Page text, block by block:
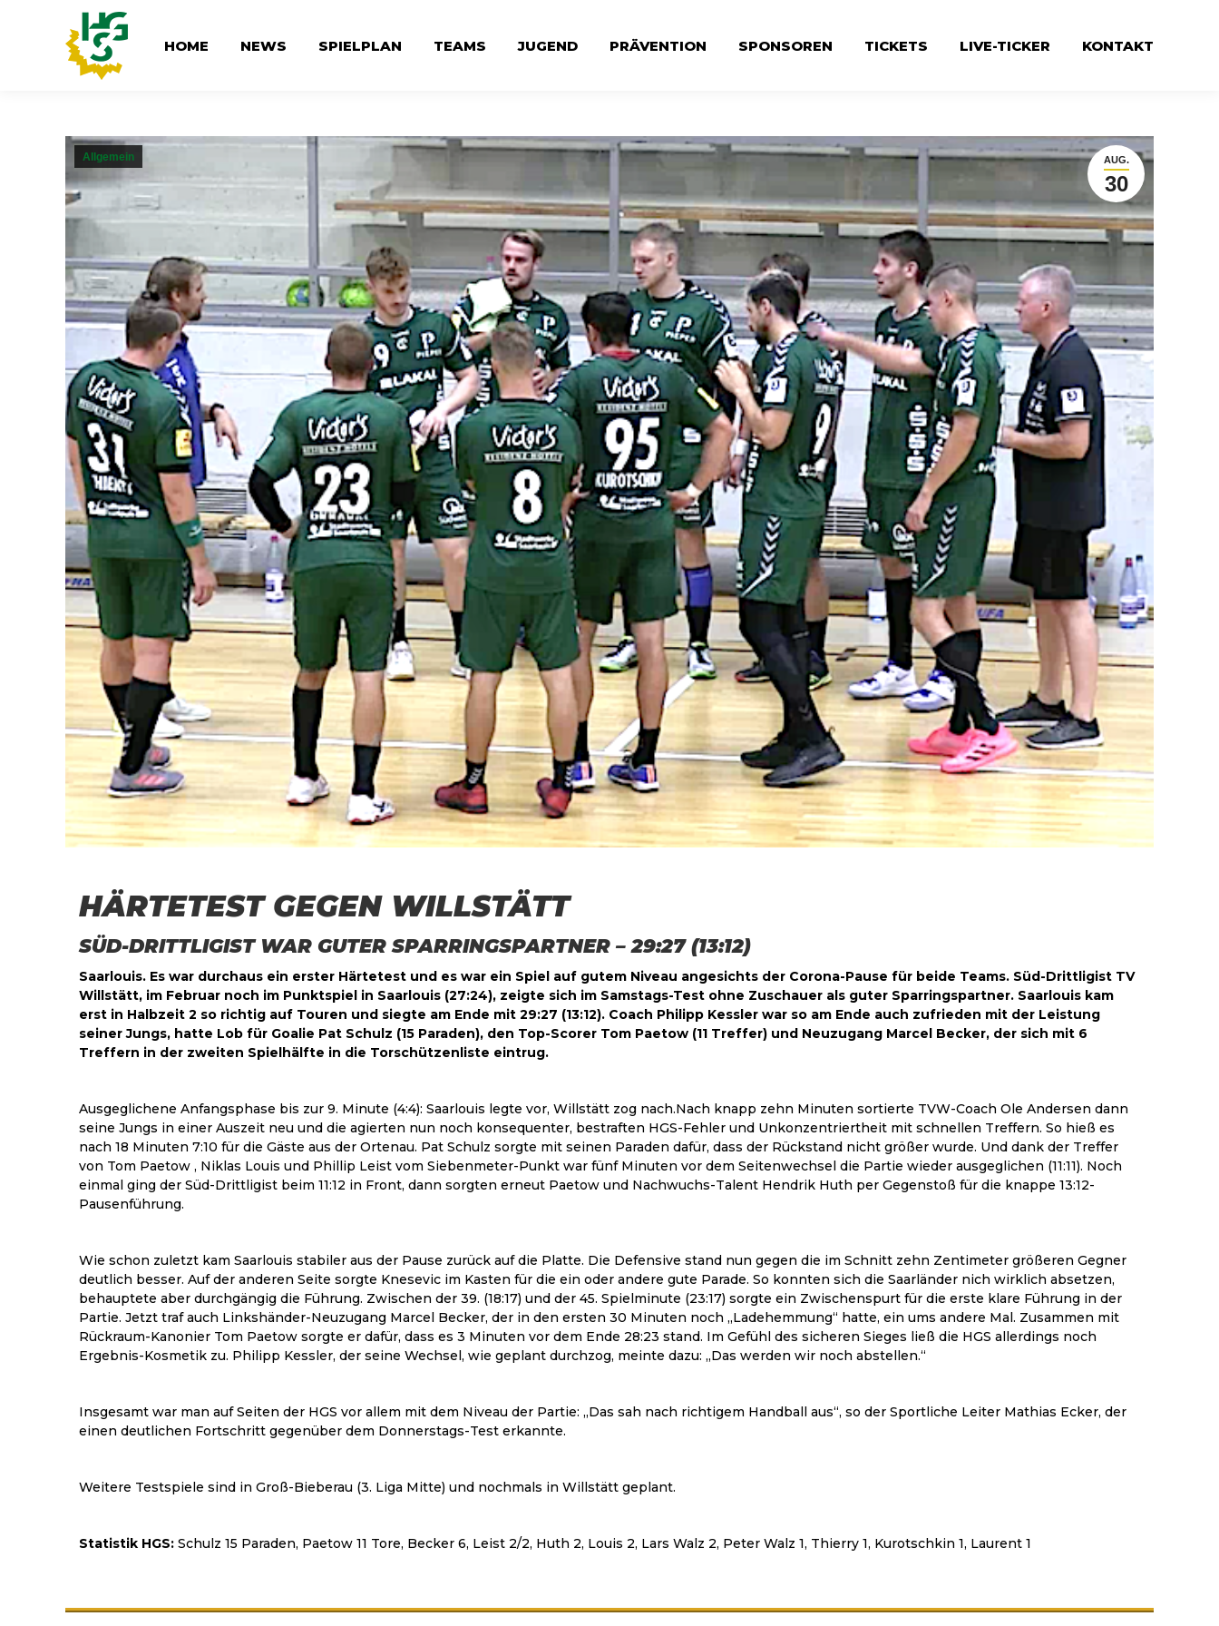
HOME NEWS SPIELPLAN TEAMS JUGEND PRÄVENTION SPONSOREN TICKETS LIVE-TICKER KONTAKT
AUG.
30
Allgemein
HÄRTETEST GEGEN WILLSTÄTT
SÜD-DRITTLIGIST WAR GUTER SPARRINGSPARTNER – 29:27 (13:12)
Saarlouis. Es war durchaus ein erster Härtetest und es war ein Spiel auf gutem Niveau angesichts der Corona-Pause für beide Teams. Süd-Drittligist TV
Willstätt, im Februar noch im Punktspiel in Saarlouis (27:24), zeigte sich im Samstags-Test ohne Zuschauer als guter Sparringspartner. Saarlouis kam
erst in Halbzeit 2 so richtig auf Touren und siegte am Ende mit 29:27 (13:12). Coach Philipp Kessler war so am Ende auch zufrieden mit der Leistung
seiner Jungs, hatte Lob für Goalie Pat Schulz (15 Paraden), den Top-Scorer Tom Paetow (11 Treffer) und Neuzugang Marcel Becker, der sich mit 6
Treffern in der zweiten Spielhälfte in die Torschützenliste eintrug.
Ausgeglichene Anfangsphase bis zur 9. Minute (4:4): Saarlouis legte vor, Willstätt zog nach.Nach knapp zehn Minuten sortierte TVW-Coach Ole Andersen dann
seine Jungs in einer Auszeit neu und die agierten nun noch konsequenter, bestraften HGS-Fehler und Unkonzentriertheit mit schnellen Treffern. So hieß es
nach 18 Minuten 7:10 für die Gäste aus der Ortenau. Pat Schulz sorgte mit seinen Paraden dafür, dass der Rückstand nicht größer wurde. Und dank der Treffer
von Tom Paetow , Niklas Louis und Phillip Leist vom Siebenmeter-Punkt war fünf Minuten vor dem Seitenwechsel die Partie wieder ausgeglichen (11:11). Noch
einmal ging der Süd-Drittligist beim 11:12 in Front, dann sorgten erneut Paetow und Nachwuchs-Talent Hendrik Huth per Gegenstoß für die knappe 13:12-
Pausenführung.
Wie schon zuletzt kam Saarlouis stabiler aus der Pause zurück auf die Platte. Die Defensive stand nun gegen die im Schnitt zehn Zentimeter größeren Gegner
deutlich besser. Auf der anderen Seite sorgte Knesevic im Kasten für die ein oder andere gute Parade. So konnten sich die Saarländer nich wirklich absetzen,
behauptete aber durchgängig die Führung. Zwischen der 39. (18:17) und der 45. Spielminute (23:17) sorgte ein Zwischenspurt für die erste klare Führung in der
Partie. Jetzt traf auch Linkshänder-Neuzugang Marcel Becker, der in den ersten 30 Minuten noch „Ladehemmung“ hatte, ein ums andere Mal. Zusammen mit
Rückraum-Kanonier Tom Paetow sorgte er dafür, dass es 3 Minuten vor dem Ende 28:23 stand. Im Gefühl des sicheren Sieges ließ die HGS allerdings noch
Ergebnis-Kosmetik zu. Philipp Kessler, der seine Wechsel, wie geplant durchzog, meinte dazu: „Das werden wir noch abstellen.“
Insgesamt war man auf Seiten der HGS vor allem mit dem Niveau der Partie: „Das sah nach richtigem Handball aus“, so der Sportliche Leiter Mathias Ecker, der
einen deutlichen Fortschritt gegenüber dem Donnerstags-Test erkannte.
Weitere Testspiele sind in Groß-Bieberau (3. Liga Mitte) und nochmals in Willstätt geplant.
Statistik HGS: Schulz 15 Paraden, Paetow 11 Tore, Becker 6, Leist 2/2, Huth 2, Louis 2, Lars Walz 2, Peter Walz 1, Thierry 1, Kurotschkin 1, Laurent 1